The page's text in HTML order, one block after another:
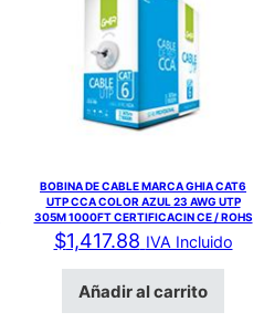
BOBINA DE CABLE MARCA GHIA CAT6
UTP CCA COLOR AZUL 23 AWG UTP
305M 1000FT CERTIFICACIN CE / ROHS
$1,417.88 IVA Incluido
Añadir al carrito